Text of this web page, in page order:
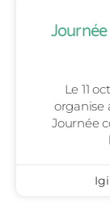
Le 11
organise
Journée